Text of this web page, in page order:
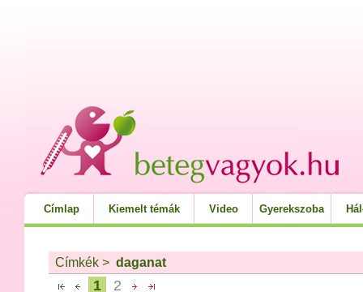
Címlap Kiemelt témák Video Gyerekszoba
Címkék > daganat
1
2